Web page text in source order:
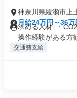
神奈川県綾瀬市上
月給24万円～36万
求める人材: ・
操作経験がある方
交通費支給